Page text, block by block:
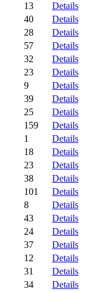
13
Details
40
Details
28
Details
57
Details
32
Details
23
Details
9
Details
39
Details
25
Details
159
Details
1
Details
18
Details
23
Details
38
Details
101
Details
8
Details
43
Details
24
Details
37
Details
12
Details
31
Details
34
Details